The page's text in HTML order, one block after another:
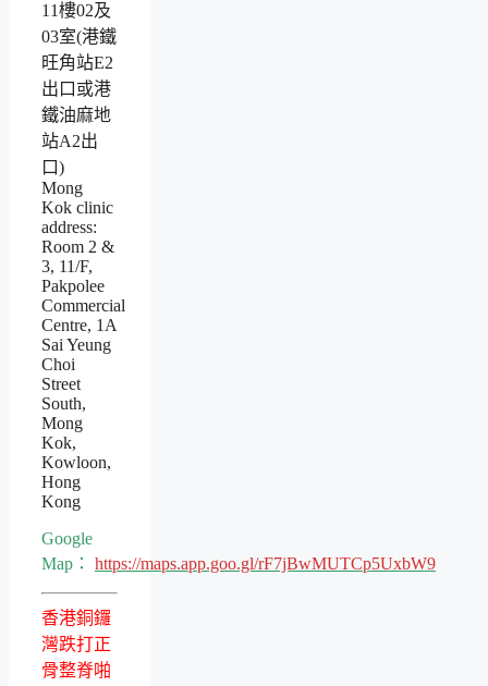
11樓02及
03室(港鐵
旺角站E2
出口或港
鐵油麻地
站A2出
口)
Mong
Kok clinic
address:
Room 2 &
3, 11/F,
Pakpolee
Commercial
Centre, 1A
Sai Yeung
Choi
Street
South,
Mong
Kok,
Kowloon,
Hong
Kong
Google
Map： https://maps.app.goo.gl/rF7jBwMUTCp5UxbW9
香港銅鑼
灣跌打正
骨整脊啪